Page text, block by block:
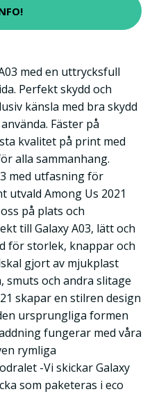
med en uttrycksfull
Perfekt skydd och
känsla med bra skydd
Fäster på
kvalitet på print med
alla sammanhang.
med utfasning för
utvald Among Us 2021
på plats och
till Galaxy A03, lätt och
för storlek, knappar och
gjort av mjukplast
smuts och andra slitage
skapar en stilren design
ursprungliga formen
fungerar med våra
rymliga
-Vi skickar Galaxy
som paketeras i eco